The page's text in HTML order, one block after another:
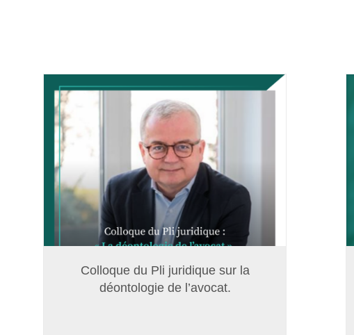
Colloque du Pli juridique sur la
déontologie de l’avocat.